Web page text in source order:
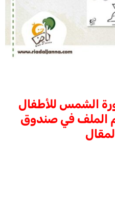
الشمس للأطفال
الملف في صندوق